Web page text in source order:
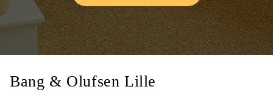
Bang & Olufsen Lille